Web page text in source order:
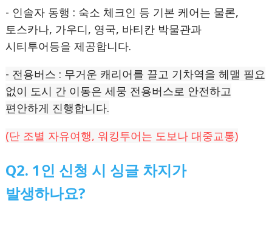
- 인솔자 동행 : 숙소 체크인 등 기본 케어는 물론,
토스카나, 가우디, 영국, 바티칸 박물관과
시티투어등을 제공합니다.
- 전용버스 : 무거운 캐리어를 끌고 기차역을 헤맬 필요
없이 도시 간 이동은 세뭉 전용버스로 안전하고
편안하게 진행합니다.
(단 조별 자유여행, 워킹투어는 도보나 대중교통)
Q2. 1인 신청 시 싱글 차지가
발생하나요?